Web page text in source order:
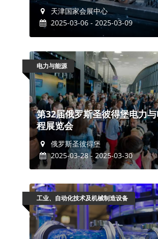
天津国家会展中心
2025-03-06 - 2025-03-09
电力与能源
第32届俄罗斯圣彼得堡电力
程展览会
俄罗斯圣彼得堡
2025-03-28 - 2025-03-30
工业、自动化技术及机械制造设备